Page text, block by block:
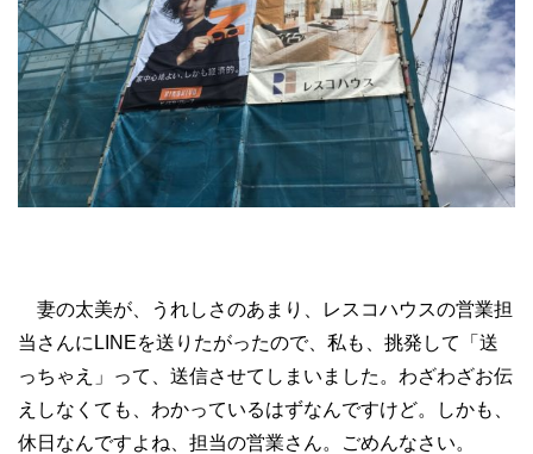
妻の太美が、うれしさのあまり、レスコハウスの営業担
当さんにLINEを送りたがったので、私も、挑発して「送
っちゃえ」って、送信させてしまいました。わざわざお伝
えしなくても、わかっているはずなんですけど。しかも、
休日なんですよね、担当の営業さん。ごめんなさい。